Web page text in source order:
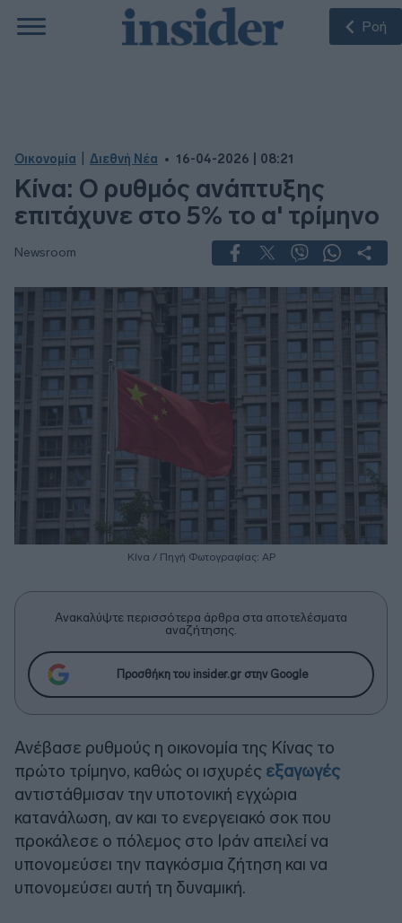
Ροή
Οικονομία Διεθνή Νέα 16-04-2026 | 08:21
Κίνα: Ο ρυθμός ανάπτυξης
επιτάχυνε στο 5% το α' τρίμηνο
Newsroom
Κίνα / Πηγή Φωτογραφίας: ΑΡ
Ανακαλύψτε περισσότερα άρθρα στα αποτελέσματα
αναζήτησης.
Προσθήκη του insider.gr στην Google
Ανέβασε ρυθμούς η οικονομία της Κίνας το
πρώτο τρίμηνο, καθώς οι ισχυρές εξαγωγές
αντιστάθμισαν την υποτονική εγχώρια
κατανάλωση, αν και το ενεργειακό σοκ που
προκάλεσε ο πόλεμος στο Ιράν απειλεί να
υπονομεύσει την παγκόσμια ζήτηση και να
υπονομεύσει αυτή τη δυναμική.